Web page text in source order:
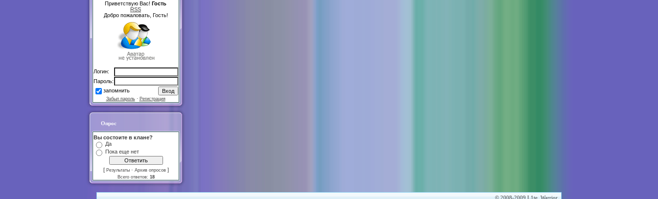
Приветствую Вас! Гость
RSS
Добро пожаловать, Гость!
Логин:
Пароль:
запомнить
Забыл пароль· Регистрация
Опрос
Вы состоите в клане?
Да
Пока еще нет
[ Результаты· Архив опросов]
Всего ответов: 18
© 2008-2009 L1te_Warrior